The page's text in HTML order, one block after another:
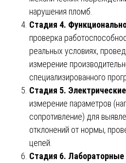
нарушения пломб.
Стадия 4.
проверка
реальных условиях,
измерение
специализированного
Стадия 5.
измерение параметров
сопротивление) для
отклонений от нормы,
цепей.
Стадия 6. Лабораторные